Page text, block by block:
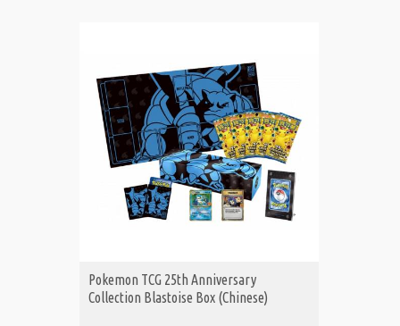
ΑΓΟΡΑ
Pokemon TCG 25th Anniversary
Collection Blastoise Box (Chinese)